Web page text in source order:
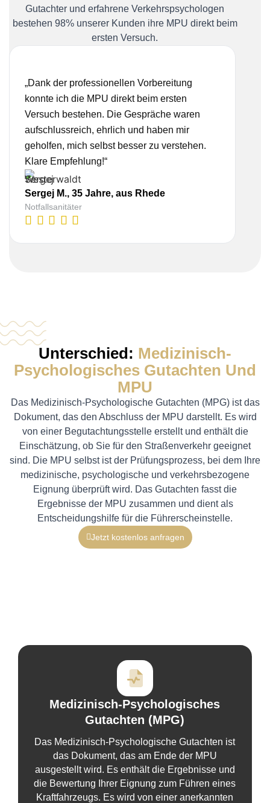
Gutachter und erfahrene Verkehrspsychologen
bestehen 98% unserer Kunden ihre MPU direkt beim
ersten Versuch.
„Dank der professionellen Vorbereitung
konnte ich die MPU direkt beim ersten
Versuch bestehen. Die Gespräche waren
aufschlussreich, ehrlich und haben mir
geholfen, mich selbst besser zu verstehen.
Klare Empfehlung!“
Sergej M., 35 Jahre, aus Rhede
Notfallsanitäter
Unterschied: Medizinisch-
Psychologisches Gutachten Und
MPU
Das Medizinisch-Psychologische Gutachten (MPG) ist das
Dokument, das den Abschluss der MPU darstellt. Es wird
von einer Begutachtungsstelle erstellt und enthält die
Einschätzung, ob Sie für den Straßenverkehr geeignet
sind. Die MPU selbst ist der Prüfungsprozess, bei dem Ihre
medizinische, psychologische und verkehrsbezogene
Eignung überprüft wird. Das Gutachten fasst die
Ergebnisse der MPU zusammen und dient als
Entscheidungshilfe für die Führerscheinstelle.
Jetzt kostenlos anfragen
Medizinisch-Psychologisches
Gutachten (MPG)
Das Medizinisch-Psychologische Gutachten ist
das Dokument, das am Ende der MPU
ausgestellt wird. Es enthält die Ergebnisse und
die Bewertung Ihrer Eignung zum Führen eines
Kraftfahrzeugs. Es wird von einer anerkannten